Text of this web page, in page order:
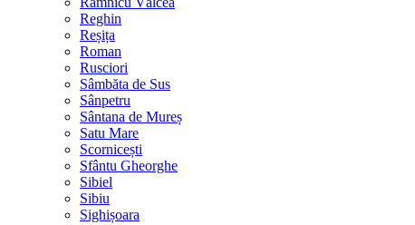
Reghin
Reșița
Roman
Rusciori
Sâmbăta de Sus
Sânpetru
Sântana de Mureș
Satu Mare
Scornicești
Sfântu Gheorghe
Sibiel
Sibiu
Sighișoara